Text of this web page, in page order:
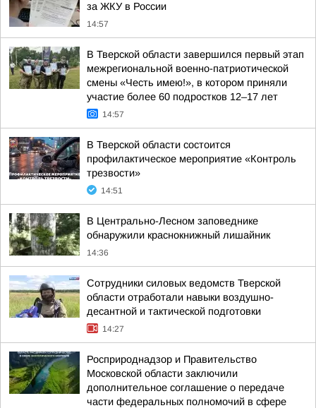
за ЖКУ в России
14:57
В Тверской области завершился первый этап
межрегиональной военно-патриотической
смены «Честь имею!», в котором приняли
участие более 60 подростков 12–17 лет
14:57
В Тверской области состоится
профилактическое мероприятие «Контроль
трезвости»
14:51
В Центрально-Лесном заповеднике
обнаружили краснокнижный лишайник
14:36
Сотрудники силовых ведомств Тверской
области отработали навыки воздушно-
десантной и тактической подготовки
14:27
Росприроднадзор и Правительство
Московской области заключили
дополнительное соглашение о передаче
части федеральных полномочий в сфере